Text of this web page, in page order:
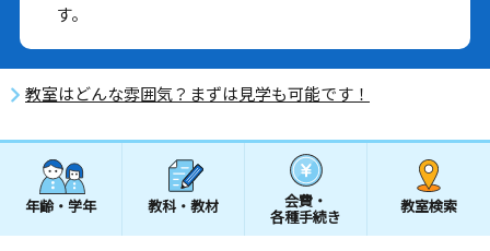
す。
教室はどんな雰囲気？まずは見学も可能です！
年齢・学年 教科・教材 会費・
各種手続き
教室検索